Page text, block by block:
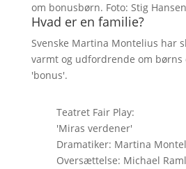
om bonusbørn. Foto: Stig Hansen
Hvad er en familie?
Svenske Martina Montelius har
varmt og udfordrende om
'bonus'.
Teatret Fair Play:
'Miras verdener'
Dramatiker: Martina
Oversættelse: Michael